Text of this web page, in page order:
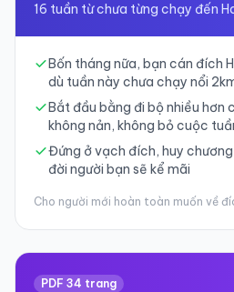
16 tuần từ chưa từng chạy đến
Bốn tháng nữa, bạn cán đích
dù tuần này chưa chạy nổi
Bắt đầu bằng đi bộ nhiều hơn
không nản, không bỏ cuộc
Đứng ở vạch đích, huy
đời người bạn sẽ kể mãi
Cho người mới hoàn toàn muốn về
PDF 34 trang